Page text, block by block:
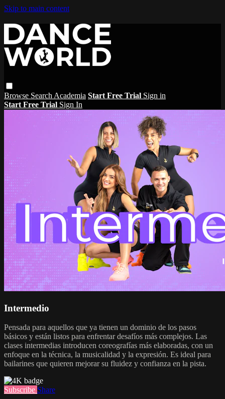
Skip to main content
Browse Search Academia Start Free Trial Sign in
Start Free Trial Sign In
Intermedio
Pensada para aquellos que ya tienen un dominio de los pasos
básicos y están listos para enfrentar desafíos más complejos. Las
clases intermedias introducen coreografías más elaboradas, con un
enfoque en la técnica, la musicalidad y la expresión. Es ideal para
bailarines que quieren mejorar su fluidez y confianza en la pista.
Subscribe Share